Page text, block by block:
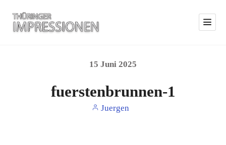
15 Juni 2025
fuerstenbrunnen-1
Juergen